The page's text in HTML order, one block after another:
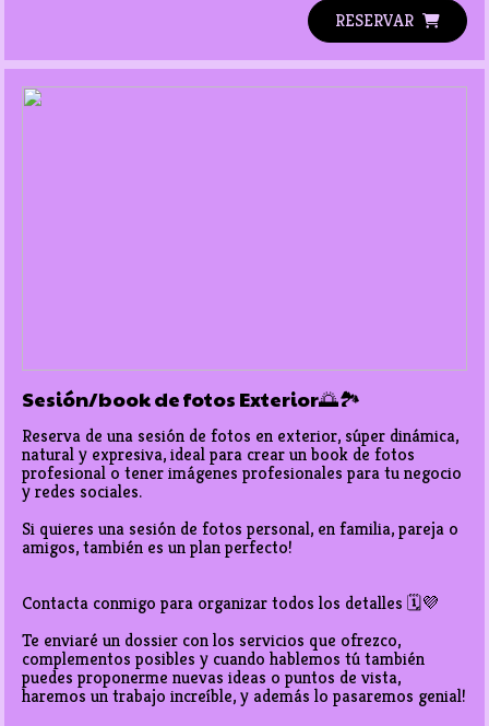
RESERVAR
Sesión/book de fotos Exterior🌅🏞️
Reserva de una sesión de fotos en exterior, súper dinámica,
natural y expresiva, ideal para crear un book de fotos
profesional o tener imágenes profesionales para tu negocio
y redes sociales.
Si quieres una sesión de fotos personal, en familia, pareja o
amigos, también es un plan perfecto!
Contacta conmigo para organizar todos los detalles 🗓️💜
Te enviaré un dossier con los servicios que ofrezco,
complementos posibles y cuando hablemos tú también
puedes proponerme nuevas ideas o puntos de vista,
haremos un trabajo increíble, y además lo pasaremos genial!